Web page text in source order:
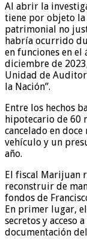
Al abrir la
tiene por objeto
patrimonial no
habría ocurrido
en funciones en
diciembre de
Unidad de
la Nación”.
Entre los hechos
hipotecario de 60
cancelado en
vehículo y un
año.
El fiscal Marijuan
reconstruir de
fondos de
En primer lugar,
secretos y acceso
documentación del